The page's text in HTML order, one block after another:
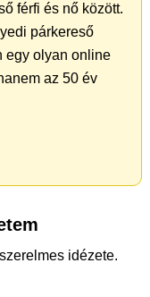
férfi és nő között.
párkereső
egy olyan online
az 50 év
idézete.